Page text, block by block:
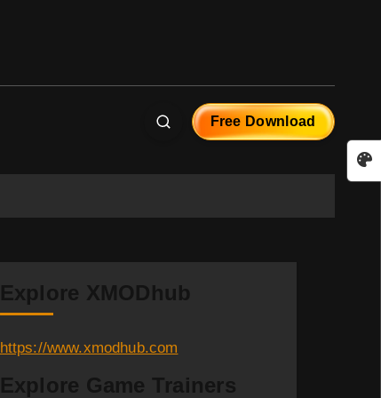
Free Download
Explore XMODhub
https://www.xmodhub.com
Explore Game Trainers